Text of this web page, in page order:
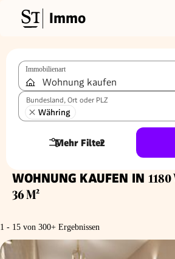
Immo
Immobilienart
Bundesland, Ort oder PLZ
Währing
Mehr Filter
2
WOHNUNG KAUFEN IN
36 M²
1 - 15 von 300+ Ergebnissen